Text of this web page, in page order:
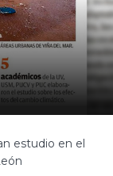
estudio en el